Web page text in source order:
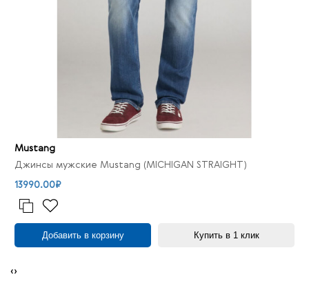
Mustang
Джинсы мужские Mustang (MICHIGAN STRAIGHT)
13990.00₽
Добавить в корзину Купить в 1 клик
‹›